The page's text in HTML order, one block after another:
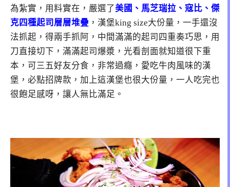
為紮實，用料實在，嚴選了美國、馬芝瑞拉、寇比、傑
克四種起司層層堆疊 ，漢堡king size大份量，一手還沒
法抓起，得兩手抓阿，中間滿滿的起司四重奏巧思，用
刀直接切下，滿滿起司爆漿，光看剖面就知道很下重
本，可三五好友分食，非常過癮，愛吃牛肉風味的漢
堡，必點招牌款，加上這漢堡也很大份量，一人吃完也
很飽足感呀，讓人無比滿足。